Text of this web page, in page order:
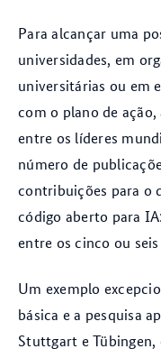
Para alcançar uma
universidades, em
universitárias ou em
com o plano de ação,
entre os líderes
número de
contribuições para o
código aberto para
entre os cinco ou
Um exemplo
básica e a pesquisa
Stuttgart e